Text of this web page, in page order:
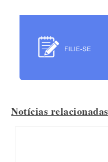
Notícias relacionadas